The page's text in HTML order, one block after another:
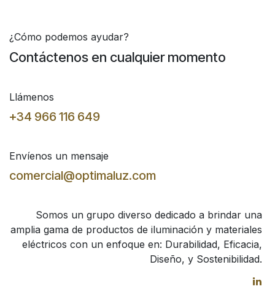
¿Cómo podemos ayudar?
Contáctenos en cualquier momento
Llámenos
+34 966 116 649
Envíenos un mensaje
comercial@optimaluz.com
Somos un grupo diverso dedicado a brindar una
amplia gama de productos de iluminación y materiales
eléctricos con un enfoque en: Durabilidad, Eficacia,
Diseño, y Sostenibilidad.